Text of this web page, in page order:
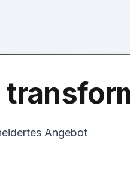
Angebot